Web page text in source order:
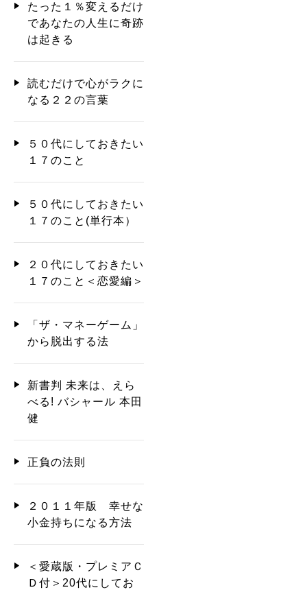
たった１％変えるだけ
であなたの人生に奇跡
は起きる
読むだけで心がラクに
なる２２の言葉
５０代にしておきたい
１７のこと
５０代にしておきたい
１７のこと(単行本）
２０代にしておきたい
１７のこと＜恋愛編＞
「ザ・マネーゲーム」
から脱出する法
新書判 未来は、えら
べる! バシャール 本田
健
正負の法則
２０１１年版 幸せな
小金持ちになる方法
＜愛蔵版・プレミアＣ
Ｄ付＞20代にしてお